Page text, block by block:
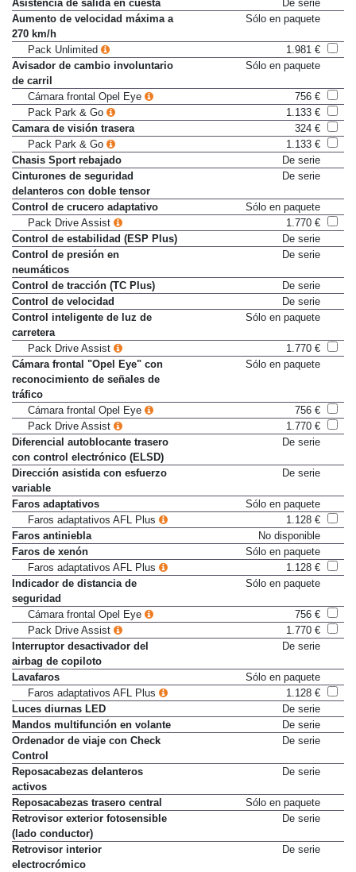
Asistencia de salida en cuesta
De serie
Aumento de velocidad máxima a
270 km/h
Sólo en paquete
Pack Unlimited
1.981 €
Avisador de cambio involuntario
de carril
Sólo en paquete
Cámara frontal Opel Eye
756 €
Pack Park & Go
1.133 €
Camara de visión trasera
324 €
Pack Park & Go
1.133 €
Chasis Sport rebajado
De serie
Cinturones de seguridad
delanteros con doble tensor
De serie
Control de crucero adaptativo
Sólo en paquete
Pack Drive Assist
1.770 €
Control de estabilidad (ESP Plus)
De serie
Control de presión en
neumáticos
De serie
Control de tracción (TC Plus)
De serie
Control de velocidad
De serie
Control inteligente de luz de
carretera
Sólo en paquete
Pack Drive Assist
1.770 €
Cámara frontal "Opel Eye" con
reconocimiento de señales de
tráfico
Sólo en paquete
Cámara frontal Opel Eye
756 €
Pack Drive Assist
1.770 €
Diferencial autoblocante trasero
con control electrónico (ELSD)
De serie
Dirección asistida con esfuerzo
variable
De serie
Faros adaptativos
Sólo en paquete
Faros adaptativos AFL Plus
1.128 €
Faros antiniebla
No disponible
Faros de xenón
Sólo en paquete
Faros adaptativos AFL Plus
1.128 €
Indicador de distancia de
seguridad
Sólo en paquete
Cámara frontal Opel Eye
756 €
Pack Drive Assist
1.770 €
Interruptor desactivador del
airbag de copiloto
De serie
Lavafaros
Sólo en paquete
Faros adaptativos AFL Plus
1.128 €
Luces diurnas LED
De serie
Mandos multifunción en volante
De serie
Ordenador de viaje con Check
Control
De serie
Reposacabezas delanteros
activos
De serie
Reposacabezas trasero central
Sólo en paquete
Retrovisor exterior fotosensible
(lado conductor)
De serie
Retrovisor interior
electrocrómico
De serie